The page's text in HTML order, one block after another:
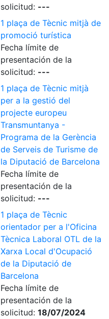
solicitud: ---
1 plaça de Tècnic mitjà de
promoció turística
Fecha límite de
presentación de la
solicitud: ---
1 plaça de Tècnic mitjà
per a la gestió del
projecte europeu
Transmuntanya -
Programa de la Gerència
de Serveis de Turisme de
la Diputació de Barcelona
Fecha límite de
presentación de la
solicitud: ---
1 plaça de Tècnic
orientador per a l'Oficina
Tècnica Laboral OTL de la
Xarxa Local d'Ocupació
de la Diputació de
Barcelona
Fecha límite de
presentación de la
solicitud: 18/07/2024